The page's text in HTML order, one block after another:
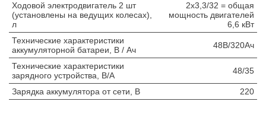
Ходовой электродвигатель 2 шт
(установлены на ведущих колесах),
л
2х3,3/32 = общая
мощность двигателей
6,6 кВт
Технические характеристики
аккумуляторной батареи, В / Ач
48В/320Ач
Технические характеристики
зарядного устройства, В/А
48/35
Зарядка аккумулятора от сети, В 220